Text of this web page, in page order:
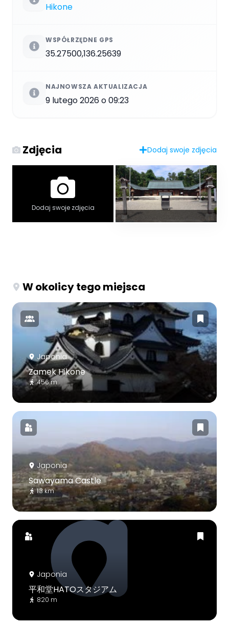
Hikone
WSPÓŁRZĘDNE GPS
35.27500,136.25639
NAJNOWSZA AKTUALIZACJA
9 lutego 2026 o 09:23
Zdjęcia Dodaj swoje zdjęcia
Dodaj swoje zdjęcia
W okolicy tego miejsca
Japonia
Zamek Hikone
456 m
Japonia
Sawayama Castle
1.3 km
Japonia
平和堂HATOスタジアム
820 m